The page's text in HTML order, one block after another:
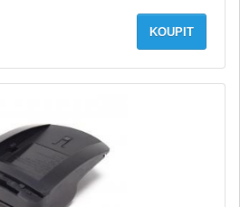
KOUPIT